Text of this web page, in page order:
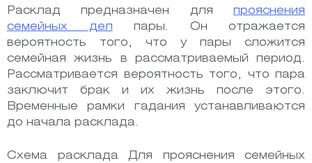
Расклад предназначен для прояснения
семейных дел пары. Он отражается
вероятность того, что у пары сложится
семейная жизнь в рассматриваемый период.
Рассматривается вероятность того, что пара
заключит брак и их жизнь после этого.
Временные рамки гадания устанавливаются
до начала расклада.
Схема расклада Для прояснения семейных